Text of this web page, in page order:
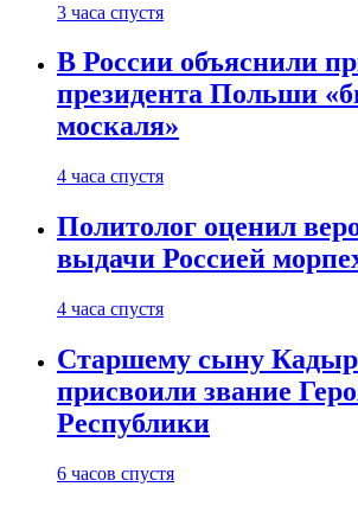
3 часа спустя
В России объяснили
президента Польши
москаля»
4 часа спустя
Политолог оценил
выдачи Россией
4 часа спустя
Старшему сыну
присвоили звание
Республики
6 часов спустя